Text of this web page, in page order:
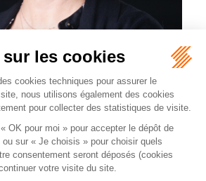
de serment : 2009
de compétence(s)